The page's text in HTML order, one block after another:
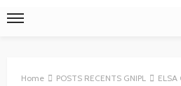
Home POSTS RECENTS GNIPL ELSA